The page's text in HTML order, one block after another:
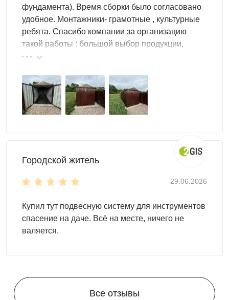
фундамента). Время сборки было согласовано
удобное. Монтажники- грамотные , культурные
ребята. Спасибо компании за организацию
такой работы : большой выбор продукции,
реальные цены.
Городской житель
29.06.2026
Купил тут подвесную систему для инструментов
спасение на даче. Всё на месте, ничего не
валяется.
Все отзывы